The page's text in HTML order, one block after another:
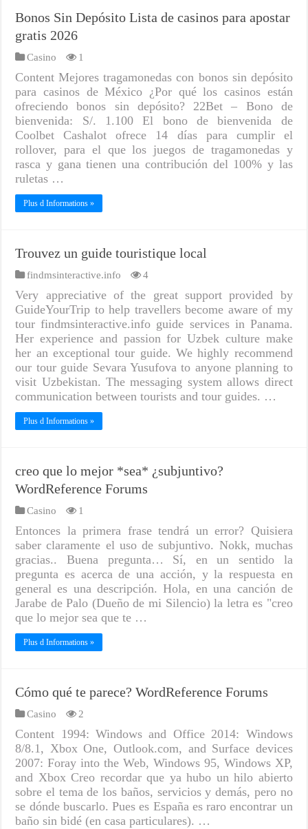
Bonos Sin Depósito Lista de casinos para apostar
gratis 2026
Casino 1
Content Mejores tragamonedas con bonos sin depósito
para casinos de México ¿Por qué los casinos están
ofreciendo bonos sin depósito? 22Bet – Bono de
bienvenida: S/. 1.100 El bono de bienvenida de
Coolbet Cashalot ofrece 14 días para cumplir el
rollover, para el que los juegos de tragamonedas y
rasca y gana tienen una contribución del 100% y las
ruletas …
Plus d Informations »
Trouvez un guide touristique local
findmsinteractive.info 4
Very appreciative of the great support provided by
GuideYourTrip to help travellers become aware of my
tour findmsinteractive.info guide services in Panama.
Her experience and passion for Uzbek culture make
her an exceptional tour guide. We highly recommend
our tour guide Sevara Yusufova to anyone planning to
visit Uzbekistan. The messaging system allows direct
communication between tourists and tour guides. …
Plus d Informations »
creo que lo mejor *sea* ¿subjuntivo?
WordReference Forums
Casino 1
Entonces la primera frase tendrá un error? Quisiera
saber claramente el uso de subjuntivo. Nokk, muchas
gracias.. Buena pregunta… Sí, en un sentido la
pregunta es acerca de una acción, y la respuesta en
general es una descripción. Hola, en una canción de
Jarabe de Palo (Dueño de mi Silencio) la letra es "creo
que lo mejor sea que te …
Plus d Informations »
Cómo qué te parece? WordReference Forums
Casino 2
Content 1994: Windows and Office 2014: Windows
8/8.1, Xbox One, Outlook.com, and Surface devices
2007: Foray into the Web, Windows 95, Windows XP,
and Xbox Creo recordar que ya hubo un hilo abierto
sobre el tema de los baños, servicios y demás, pero no
se dónde buscarlo. Pues es España es raro encontrar un
baño sin bidé (en casa particulares). …